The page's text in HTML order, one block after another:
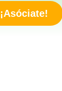
¡Asóciate!